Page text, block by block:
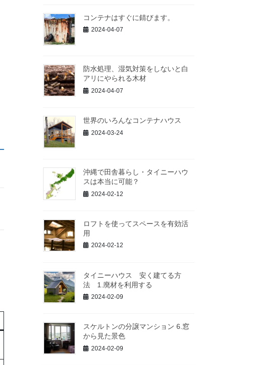
コンテナはすぐに錆びます。
2024-04-07
防水処理、湿気対策をしないと白
アリにやられる木材
2024-04-07
世界のいろんなコンテナハウス
2024-03-24
沖縄で田舎暮らし・タイニーハウ
スは本当に可能？
2024-02-12
ロフトを使ってスペースを有効活
用
2024-02-12
タイニーハウス 安く建てる方
法 1.廃材を利用する
2024-02-09
スケルトンの分譲マンション 6.窓
から見た景色
2024-02-09